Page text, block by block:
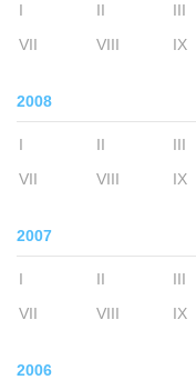
I II III
VII
VIII IX
2008
I II III
VII
VIII IX
2007
I II III
VII
VIII IX
2006